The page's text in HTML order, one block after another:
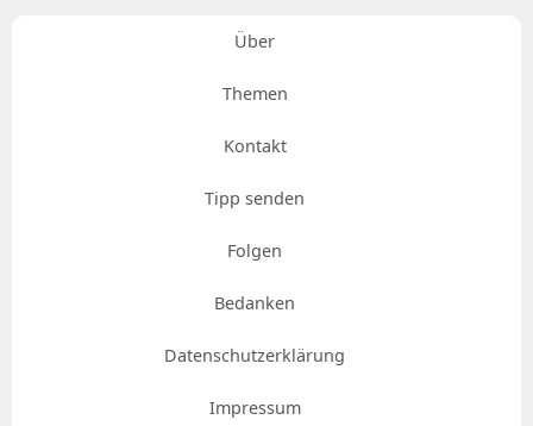
Über
Themen
Kontakt
Tipp senden
Folgen
Bedanken
Datenschutzerklärung
Impressum